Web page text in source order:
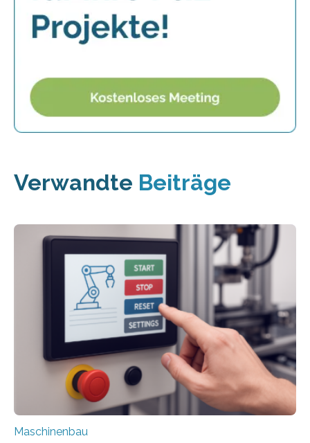
Verwandte Beiträge
Maschinenbau